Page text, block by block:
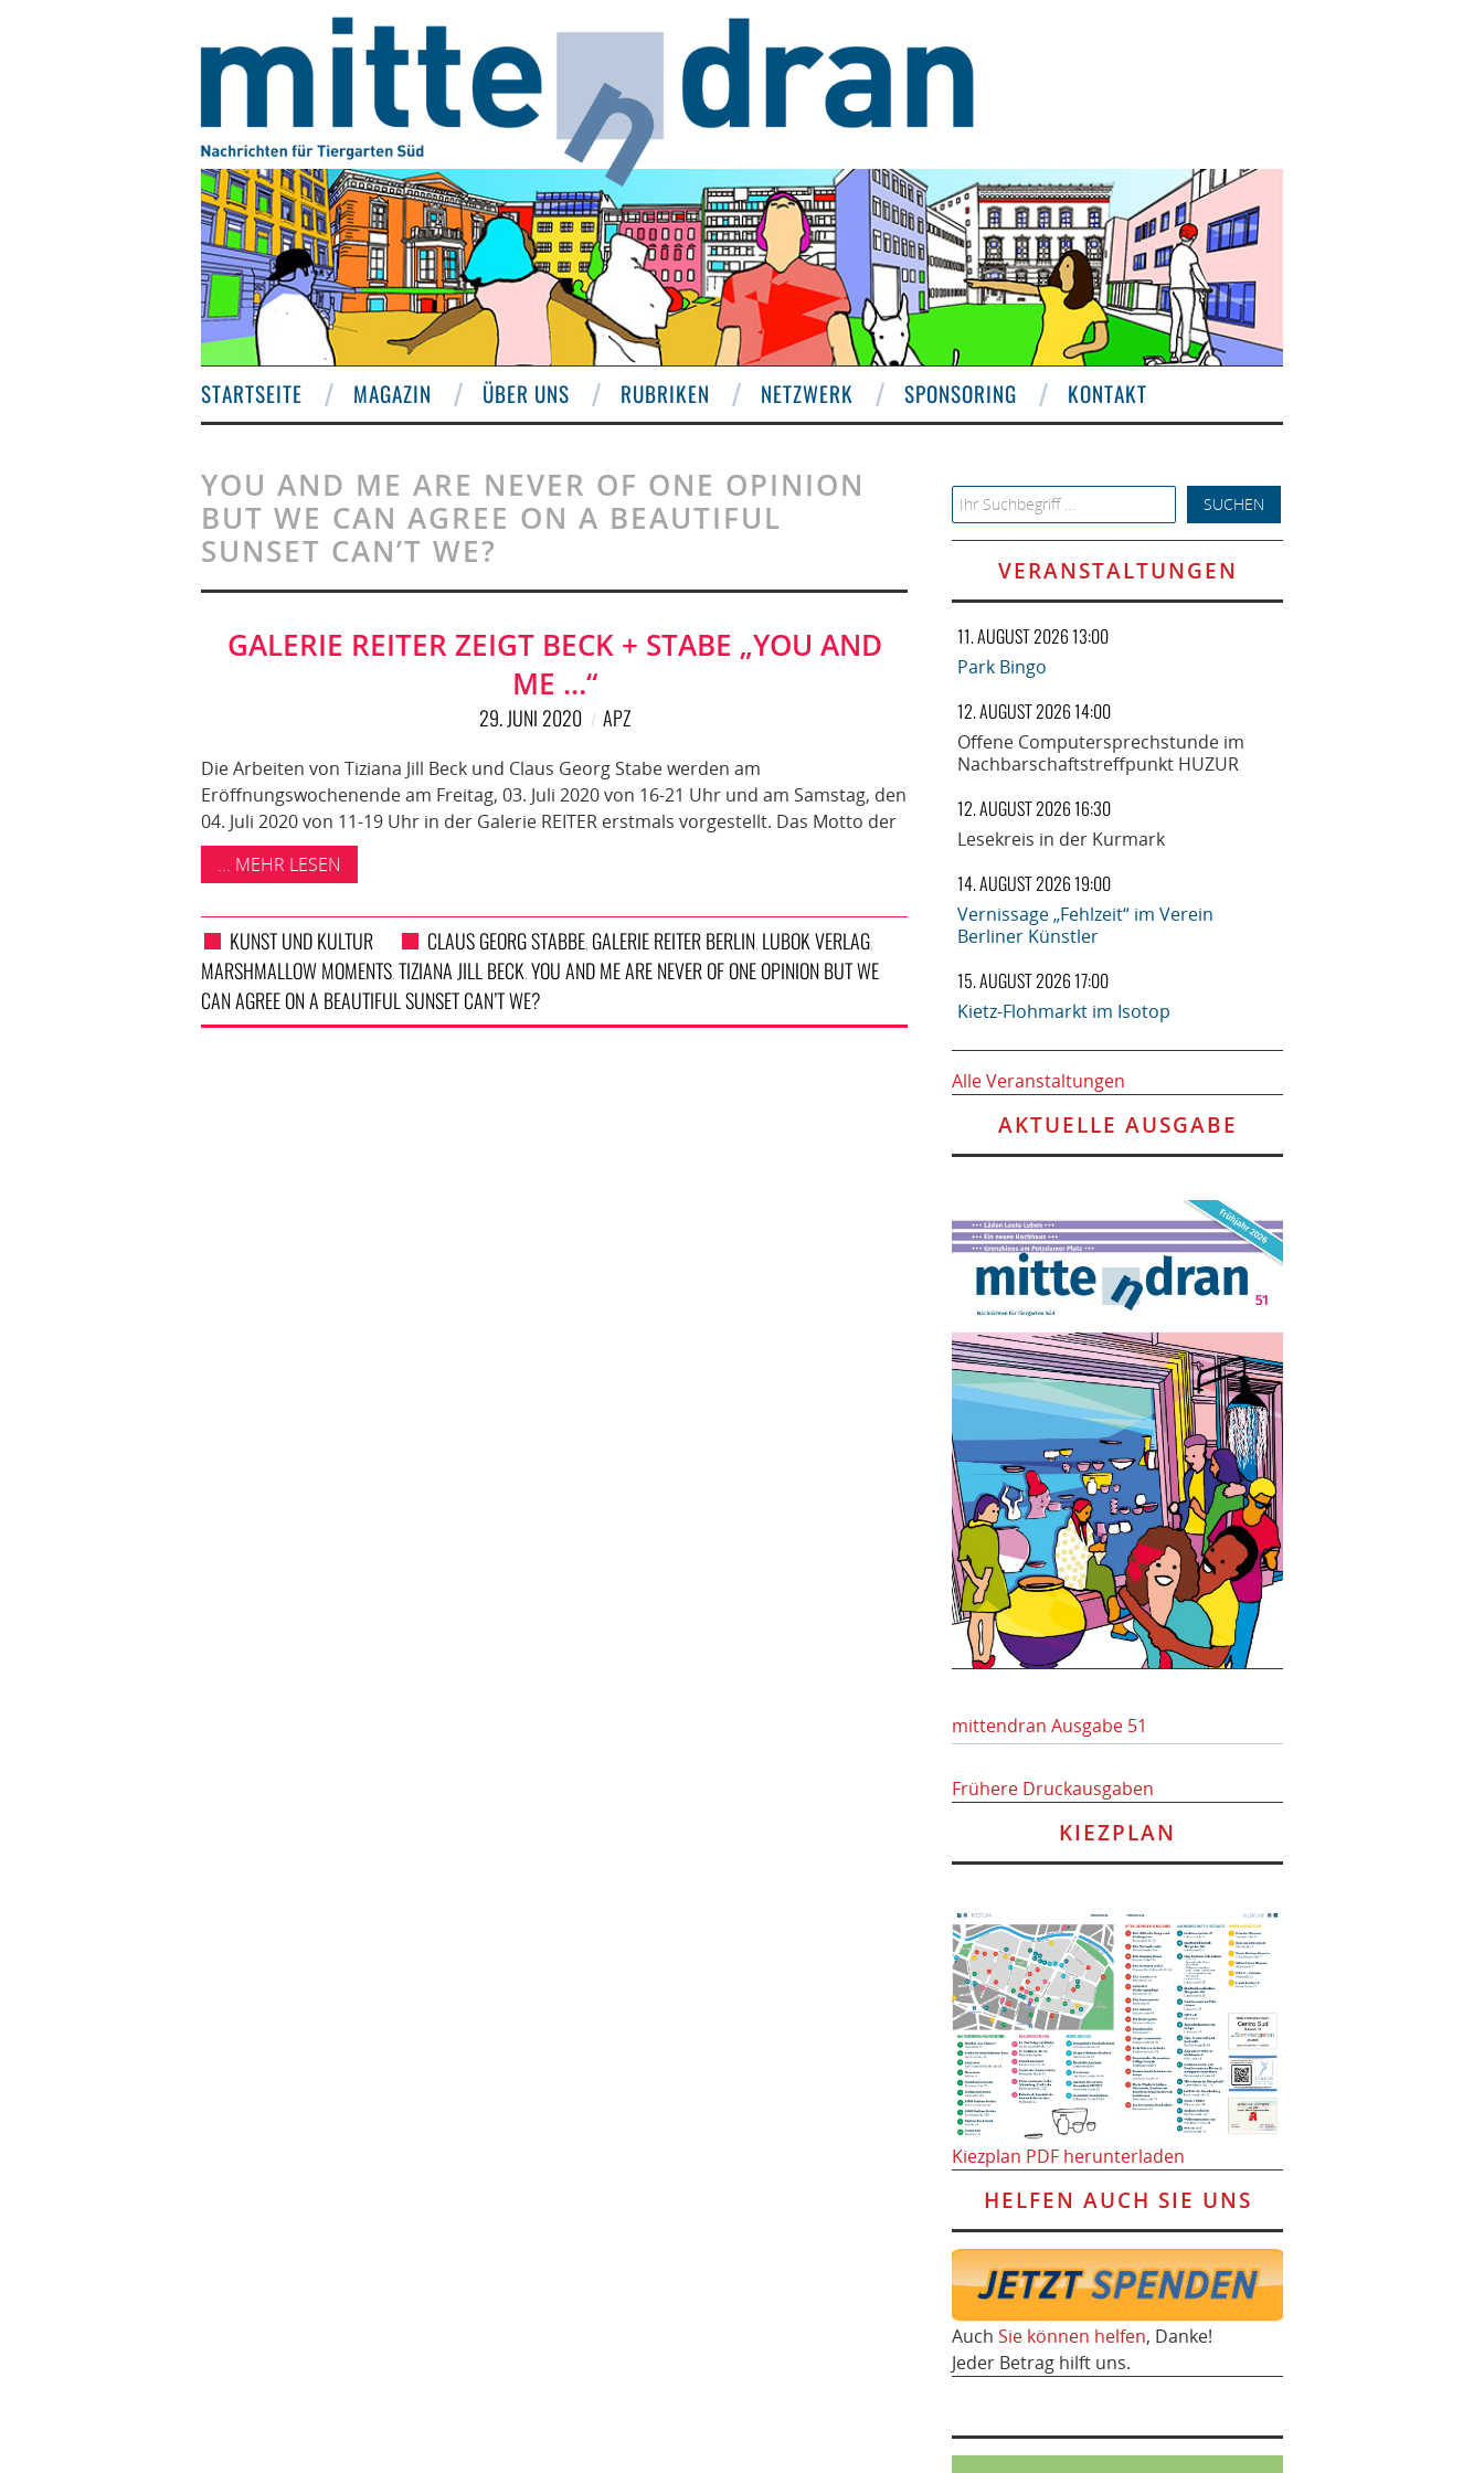
STARTSEITE MAGAZIN ÜBER UNS RUBRIKEN NETZWERK SPONSORING KONTAKT
YOU AND ME ARE NEVER OF ONE OPINION
BUT WE CAN AGREE ON A BEAUTIFUL
SUNSET CAN’T WE?
GALERIE REITER ZEIGT BECK + STABE „YOU AND
ME …“
29. JUNI 2020 APZ
Die Arbeiten von Tiziana Jill Beck und Claus Georg Stabe werden am
Eröffnungswochenende am Freitag, 03. Juli 2020 von 16-21 Uhr und am Samstag, den
04. Juli 2020 von 11-19 Uhr in der Galerie REITER erstmals vorgestellt. Das Motto der
... MEHR LESEN
KUNST UND KULTUR CLAUS GEORG STABBE, GALERIE REITER BERLIN, LUBOK VERLAG,
MARSHMALLOW MOMENTS,TIZIANA JILL BECK,YOU AND ME ARE NEVER OF ONE OPINION BUT WE
CAN AGREE ON A BEAUTIFUL SUNSET CAN’T WE?
Search for:
VERANSTALTUNGEN
11. AUGUST 2026 13:00
Park Bingo
12. AUGUST 2026 14:00
Offene Computersprechstunde im
Nachbarschaftstreffpunkt HUZUR
12. AUGUST 2026 16:30
Lesekreis in der Kurmark
14. AUGUST 2026 19:00
Vernissage „Fehlzeit“ im Verein
Berliner Künstler
15. AUGUST 2026 17:00
Kietz-Flohmarkt im Isotop
Alle Veranstaltungen
AKTUELLE AUSGABE
mittendran Ausgabe 51
Frühere Druckausgaben
KIEZPLAN
Kiezplan PDF herunterladen
HELFEN AUCH SIE UNS
Auch Sie können helfen, Danke!
Jeder Betrag hilft uns.